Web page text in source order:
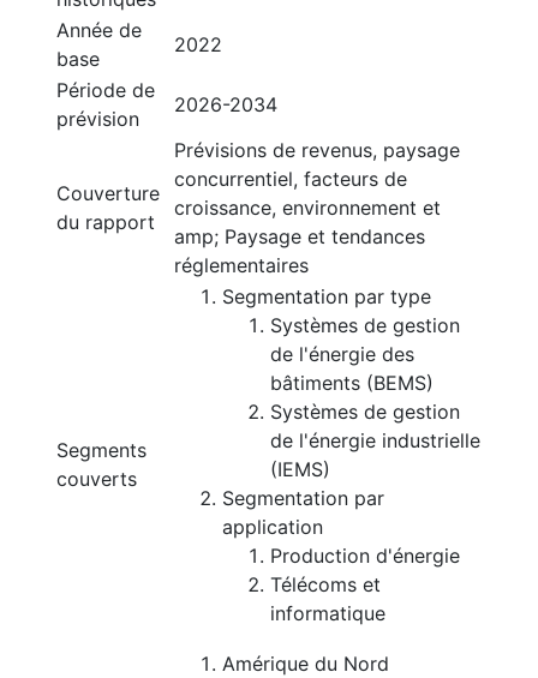
Année de
base
2022
Période de
prévision
2026-2034
Couverture
du rapport
Prévisions de revenus, paysage
concurrentiel, facteurs de
croissance, environnement et
amp; Paysage et tendances
réglementaires
Segments
couverts
Segmentation par type
Systèmes de gestion
de l'énergie des
bâtiments (BEMS)
Systèmes de gestion
de l'énergie industrielle
(IEMS)
Segmentation par
application
Production d'énergie
Télécoms et
informatique
Amérique du Nord